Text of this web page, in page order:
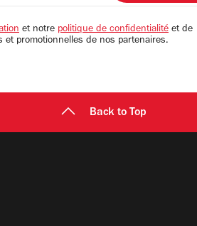
et notre politique de confidentialité et de
et promotionnelles de nos partenaires.
Back to Top